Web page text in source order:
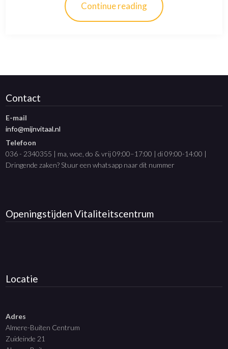
Continue reading
Contact
E-mail
info@mijnvitaal.nl
Telefoon
036 - 2340355 | ma, woe, do & vrij 09:00–17:00 | di 09:00-14:00 |
Dringende zaken? Stuur een whatsapp naar dit nummer
OpeningstijdenVitaliteitscentrum
Locatie
Adres
Almere-Buiten Centrum
Zuideinde 21